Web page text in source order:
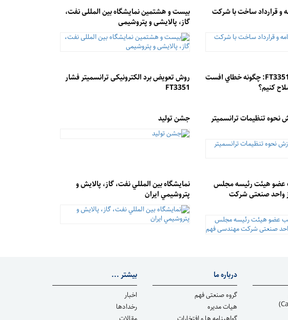
و قرارداد ساخت با شرکت
بیست و هشتمین نمایشگاه بین المللی نفت،
گاز، پالایشی و پتروشیمی
ترانسمیتر فشار FT3351: چگونه خطاي افست
كنيم؟
روش تعویض برد الکترونیکی ترانسمیتر فشار
FT3351
نحوه تنظیمات ترانسمیتر
جشن تولید
عضو هيئت رئيسه مجلس
واحد صنعتی شرکت
نمايشگاه بين المللي نفت، گاز، پالايش و
پتروشيمي ايران
درباره ما
گروه صنعتی فهم
هیات مدیره
بیشتر ...
اخبار
رخدادها